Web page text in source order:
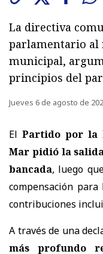
La directiva
parlamentario al
municipal,
principios del
Jueves 6 de agosto de
El Partido por la
Mar pidió la
bancada, luego
compensación
contribuciones
A través de una
más profundo